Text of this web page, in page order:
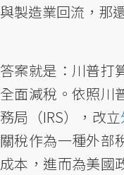
與製造業回流，那
答案就是：川普打
全面減稅。依照川
務局（IRS），改立
關稅作為一種外部
成本，進而為美國